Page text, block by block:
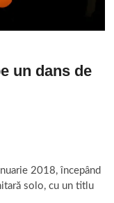
un dans de
2018, începând
solo, cu un titlu